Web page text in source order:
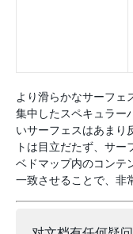
より滑らかなサーフェ
集中したスペキュラー
いサーフェスはあまり
トは目立だたず、サ
ベドマップ内のコンテ
一致させることで、非